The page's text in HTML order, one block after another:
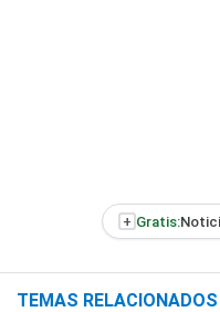
+ Gratis:
TEMAS RELACIONADOS